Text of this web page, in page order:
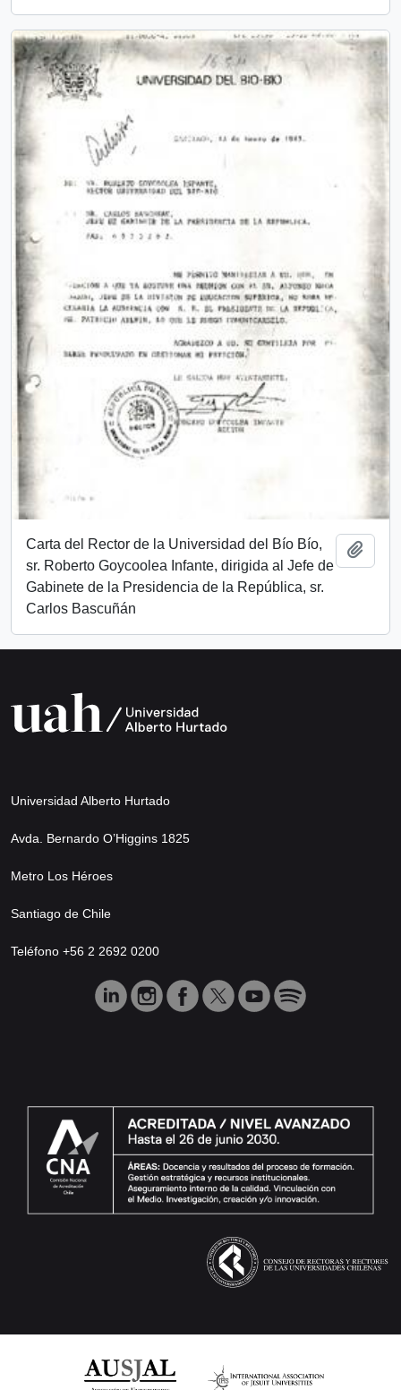
Carta del Rector de la Universidad del Bío Bío,
sr. Roberto Goycoolea Infante, dirigida al Jefe de
Gabinete de la Presidencia de la República, sr.
Carlos Bascuñán
Universidad Alberto Hurtado
Avda. Bernardo O’Higgins 1825
Metro Los Héroes
Santiago de Chile
Teléfono +56 2 2692 0200